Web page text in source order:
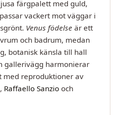
färgpalett med guld,
vackert mot väggar i
Venus födelse är ett
och badrum, medan
botanisk känsla till hall
gallerivägg harmonierar
med reproduktioner av
, Raffaello Sanzio och